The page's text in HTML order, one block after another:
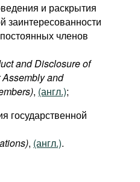
и раскрытия
заинтересованности
членов
and Disclosure of
Assembly and
, (англ.);
государственной
, (англ.).